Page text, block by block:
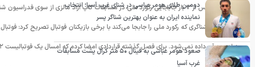
عسگری که پس از ٢ بار جابجایی رکورد ملی در مسابقات کاپ آزاد مالزی از سوی
قرارداد بین شناگری که رکورد ملی را جابجا می‌کند با برخی بازیکنان فوتبال تصریح کرد:
زیادی به آن داده نمی‌شود. برای فصل گذشته قراردادی امضا کردم که امسال یک فوتبالیست ٢٢ ساله و هم سن من ۴۰۰ برابر آن پول می‌گیرد.
دومین طلای هومر عباسی در شنای غرب آسیا؛ انتخاب
نماینده ایران به عنوان بهترین شناگر پسر
صعود هومر عباسی به فینال ۵۰ متر کرال پشت مسابقات
غرب آسیا